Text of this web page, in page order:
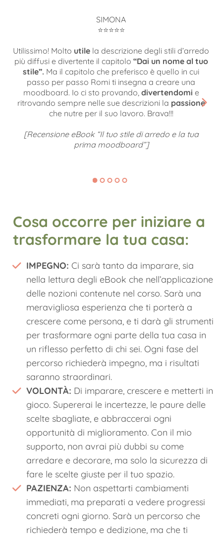
SIMONA
⭐️⭐️⭐️⭐️⭐️
Utilissimo! Molto utile la descrizione degli stili d’arredo
più diffusi e divertente il capitolo “Dai un nome al tuo
stile”. Ma il capitolo che preferisco è quello in cui
passo per passo Romi ti insegna a creare una
moodboard. Io ci sto provando, divertendomi e
ritrovando sempre nelle sue descrizioni la passione
che nutre per il suo lavoro. Brava!!!
[Recensione eBook “Il tuo stile di arredo e la tua
prima moodboard”]
Cosa occorre per iniziare a
trasformare la tua casa:
IMPEGNO: Ci sarà tanto da imparare, sia
nella lettura degli eBook che nell’applicazione
delle nozioni contenute nel corso. Sarà una
meravigliosa esperienza che ti porterà a
crescere come persona, e ti darà gli strumenti
per trasformare ogni parte della tua casa in
un riflesso perfetto di chi sei. Ogni fase del
percorso richiederà impegno, ma i risultati
saranno straordinari.
VOLONTÀ: Di imparare, crescere e metterti in
gioco. Supererai le incertezze, le paure delle
scelte sbagliate, e abbraccerai ogni
opportunità di miglioramento. Con il mio
supporto, non avrai più dubbi su come
arredare e decorare, ma solo la sicurezza di
fare le scelte giuste per il tuo spazio.
PAZIENZA: Non aspettarti cambiamenti
immediati, ma preparati a vedere progressi
concreti ogni giorno. Sarà un percorso che
richiederà tempo e dedizione, ma che ti